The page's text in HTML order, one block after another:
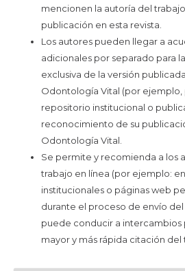
mencionen la autoría del
publicación en esta revista.
Los autores pueden llegar a
adicionales por separado para
exclusiva de la versión
Odontología Vital (por ejemplo,
repositorio institucional o
reconocimiento de su
Odontología Vital.
Se permite y recomienda a los
trabajo en línea (por ejemplo:
institucionales o páginas web
durante el proceso de envío
puede conducir a intercambios
mayor y más rápida citación del